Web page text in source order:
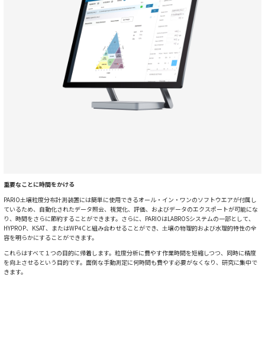
重要なことに時間をかける
PARIO土壌粒度分布計測装置には簡単に使用できるオール・イン・ワンのソフトウエアが付属し
ているため、自動化されたデータ照会、視覚化、評価、およびデータのエクスポートが可能にな
り、時間をさらに節約することができます。さらに、PARIOはLABROSシステムの一部として、
HYPROP、KSAT、またはWP4Cと組み合わせることができ、土壌の物理的および水理的特性の全
容を明らかにすることができます。
これらはすべて１つの目的に帰着します。粒度分析に費やす作業時間を短縮しつつ、同時に精度
を向上させるという目的です。面倒な手動測定に何時間も費やす必要がなくなり、研究に集中で
きます。